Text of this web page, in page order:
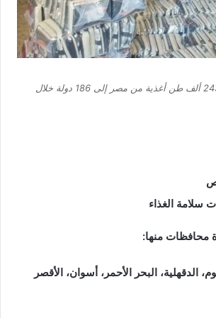
سلامة الغذاء: تصدير 243 ألف طن أغذية من مصر إلى 186 دولة خلال
سلامة الغذاء
محافظات منها:
الدقهلية، البحر الأحمر، أسوان، الأقصر